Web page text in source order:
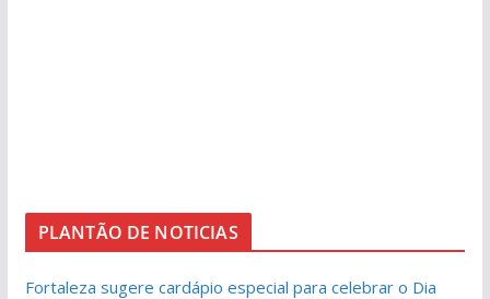
PLANTÃO DE NOTICIAS
Fortaleza sugere cardápio especial para celebrar o Dia